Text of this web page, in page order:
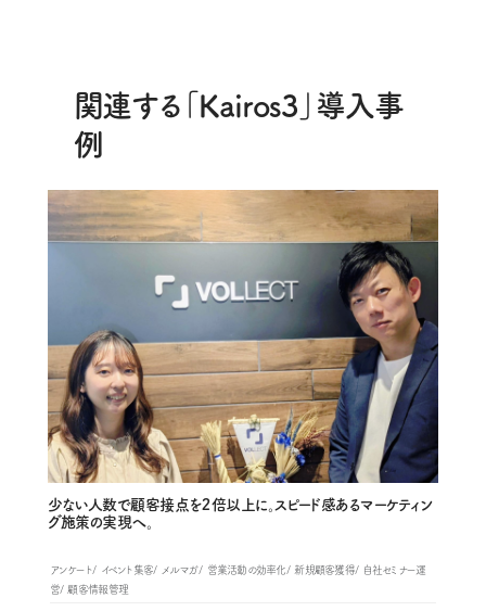
関連する「Kairos3」導入事
例
少ない人数で顧客接点を２倍以上に。スピード感あるマーケティン
グ施策の実現へ。
アンケート イベント集客 メルマガ 営業活動の効率化 新規顧客獲得
自社セミナー運
営
顧客情報管理